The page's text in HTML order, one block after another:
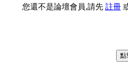
您還不是論壇會員,請先 註冊